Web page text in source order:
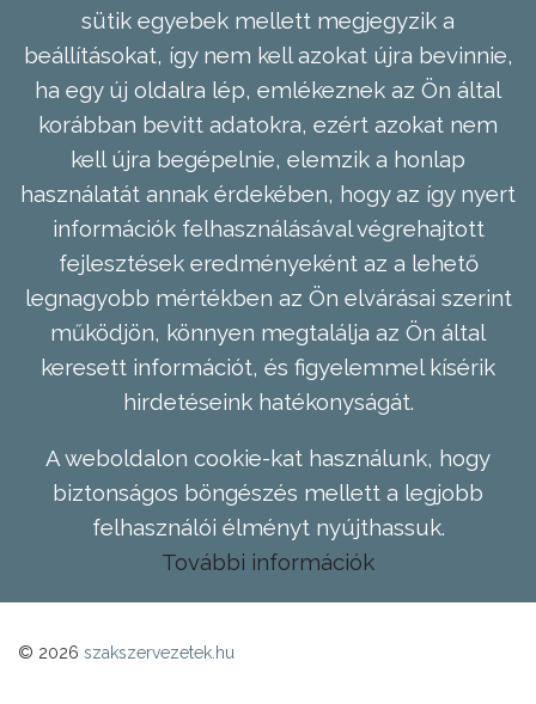
sütik egyebek mellett megjegyzik a
beállításokat, így nem kell azokat újra bevinnie,
ha egy új oldalra lép, emlékeznek az Ön által
korábban bevitt adatokra, ezért azokat nem
kell újra begépelnie, elemzik a honlap
használatát annak érdekében, hogy az így nyert
információk felhasználásával végrehajtott
fejlesztések eredményeként az a lehető
legnagyobb mértékben az Ön elvárásai szerint
működjön, könnyen megtalálja az Ön által
keresett információt, és figyelemmel kísérik
hirdetéseink hatékonyságát.
A weboldalon cookie-kat használunk, hogy
biztonságos böngészés mellett a legjobb
felhasználói élményt nyújthassuk.
További információk
© 2026 szakszervezetek.hu